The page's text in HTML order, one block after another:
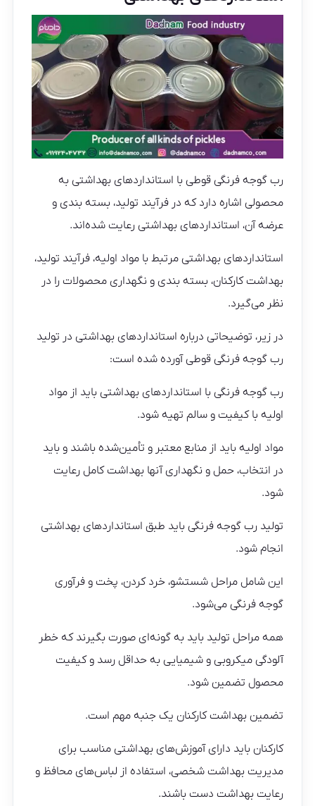
رب گوجه فرنگی قوطی با استانداردهای بهداشتی به
محصولی اشاره دارد که در فرآیند تولید، بسته بندی و
عرضه آن، استانداردهای بهداشتی رعایت شده‌اند.
استانداردهای بهداشتی مرتبط با مواد اولیه، فرآیند تولید،
بهداشت کارکنان، بسته بندی و نگهداری محصولات را در
نظر می‌گیرد.
در زیر، توضیحاتی درباره استانداردهای بهداشتی در تولید
رب گوجه فرنگی قوطی آورده شده است:
رب گوجه فرنگی با استانداردهای بهداشتی باید از مواد
اولیه با کیفیت و سالم تهیه شود.
مواد اولیه باید از منابع معتبر و تأمین‌شده باشند و باید
در انتخاب، حمل و نگهداری آنها بهداشت کامل رعایت
شود.
تولید رب گوجه فرنگی باید طبق استانداردهای بهداشتی
انجام شود.
این شامل مراحل شستشو، خرد کردن، پخت و فرآوری
گوجه فرنگی می‌شود.
همه مراحل تولید باید به گونه‌ای صورت بگیرند که خطر
آلودگی میکروبی و شیمیایی به حداقل رسد و کیفیت
محصول تضمین شود.
تضمین بهداشت کارکنان یک جنبه مهم است.
کارکنان باید دارای آموزش‌های بهداشتی مناسب برای
مدیریت بهداشت شخصی، استفاده از لباس‌های محافظ و
رعایت بهداشت دست باشند.